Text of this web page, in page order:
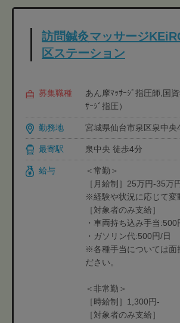
訪問鍼灸マッサージ
区ステーション
募集職種
あん摩ﾏｯｻｰｼﾞ指圧師,国
ｻｰｼﾞ指圧）
勤務地 宮城県仙台市泉区泉中央
最寄駅 泉中央 徒歩4分
給与
＜常勤＞
［月給制］25万円-35万円
※経験や状況に応じて変
［対象者のみ支給］
・車両持ち込み手当:500
・ガソリン代:500円/日
※各種手当については面
ださい。
＜非常勤＞
［時給制］1,300円-
［対象者のみ支給］